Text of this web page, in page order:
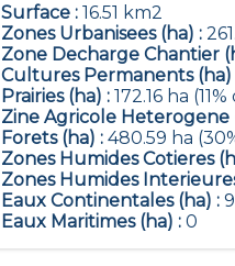
Surface : 16.51 km2
Zones Urbanisees (ha) :
Zone Decharge Chantier
Cultures Permanents (ha)
Prairies (ha) : 172.16 ha
Zine Agricole Heterogene
Forets (ha) : 480.59 ha
Zones Humides Cotieres
Zones Humides
Eaux Continentales (ha) :
Eaux Maritimes (ha) : 0